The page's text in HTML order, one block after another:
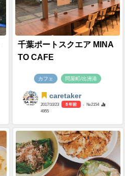
千葉ポートスクエア MINA
TO CAFE
カフェ 問屋町/出洲港
caretaker
2017/10/23 8 年前
- №2154
4955